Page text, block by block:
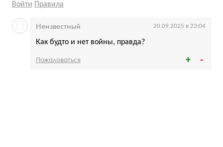
Войти Правила
Как будто и нет войны, правда?
Неизвестный 20.09.2025 в 23:04
Пожаловаться